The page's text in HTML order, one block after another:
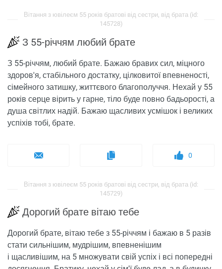
Вітання з ювілеєм 55 років братові від сестри, від брата (id:
145728)
З 55-річчям любий брате
З 55-річчям, любий брате. Бажаю бравих сил, міцного
здоров'я, стабільного достатку, цілковитої впевненості,
сімейного затишку, життєвого благополуччя. Нехай у 55
років серце вірить у гарне, тіло буде повно бадьорості, а
душа світлих надій. Бажаю щасливих усмішок і великих
успіхів тобі, брате.
0
Вітання з ювілеєм 55 років братові від сестри, від брата (id:
145729)
Дорогий брате вітаю тебе
Дорогий брате, вітаю тебе з 55-річчям і бажаю в 5 разів
стати сильнішим, мудрішим, впевненішим
і щасливішим, на 5 множувати свій успіх і всі попередні